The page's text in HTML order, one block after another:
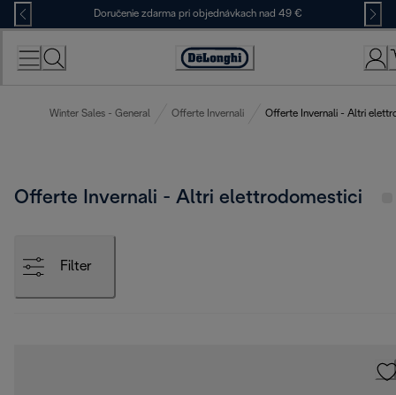
Skip
to
Content
Doručenie zdarma pri objednávkach nad 49 €
Accessibility
Winter Sales - General Offerte Invernali Offerte Invernali - Altri
Offerte Invernali - Altri elettrodomestici
Filter